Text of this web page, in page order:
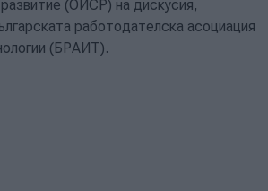
(ОИСР) на дискусия,
работодателска асоциация
(БРАИТ).